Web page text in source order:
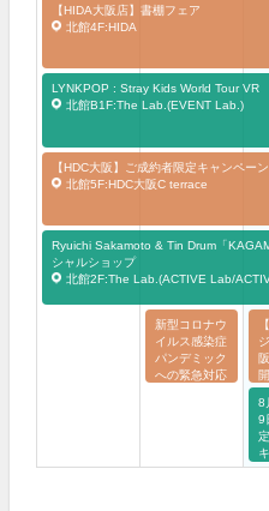
【HIDA大阪店】書棚フェア
北館4F:HIDA
LYNKPOP : Stray Kids World TourVR
北館B1F:The Lab.(EVENT Lab.)
【HDC大阪】ご成約者限定キャンペーン
北館5F:HDC大阪C terrace
Ryuichi Sakamoto & Tin Drum「
シャルショップ
北館2F:The Lab.(ACTIVE Lab/
新型コロナウ
イルス感染症
パンデミック
への緊急対応
せ
8
9